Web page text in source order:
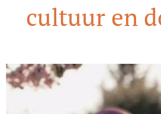
cultuur en